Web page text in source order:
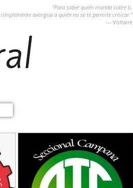
“Para saber quién manda sobre ti,
simplemente averigua a quién no se te permite criticar.”
― Voltaire